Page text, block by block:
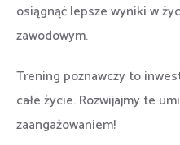
osiągnąć lepsze wyniki w
zawodowym.
Trening poznawczy to
całe życie. Rozwijajmy te
zaangażowaniem!